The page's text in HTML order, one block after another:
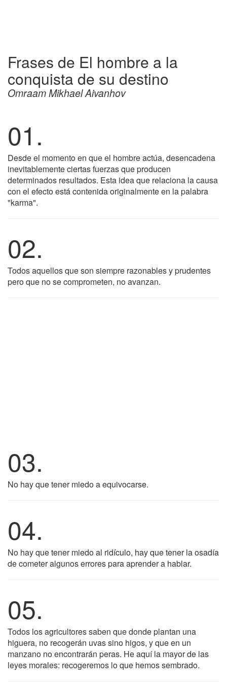
Frases de El hombre a la
conquista de su destino
Omraam Mikhael Aivanhov
01.
Desde el momento en que el hombre actúa, desencadena
inevitablemente ciertas fuerzas que producen
determinados resultados. Esta idea que relaciona la causa
con el efecto está contenida originalmente en la palabra
"karma".
02.
Todos aquellos que son siempre razonables y prudentes
pero que no se comprometen, no avanzan.
03.
No hay que tener miedo a equivocarse.
04.
No hay que tener miedo al ridículo, hay que tener la osadía
de cometer algunos errores para aprender a hablar.
05.
Todos los agricultores saben que donde plantan una
higuera, no recogerán uvas sino higos, y que en un
manzano no encontrarán peras. He aquí la mayor de las
leyes morales: recogeremos lo que hemos sembrado.